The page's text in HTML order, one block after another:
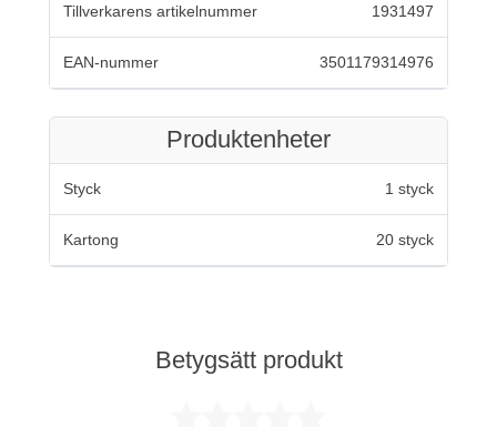
Tillverkarens artikelnummer 1931497
EAN-nummer 3501179314976
Produktenheter
Styck 1 styck
Kartong 20 styck
Betygsätt produkt